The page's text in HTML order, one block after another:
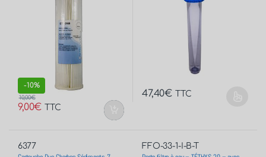
-10%
9,00€
10,00€
TTC
47,40€ TTC
6377 FFO-33-1-I-B-T